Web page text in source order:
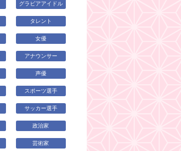
グラビアアイドル
タレント
女優
アナウンサー
声優
スポーツ選手
サッカー選手
政治家
芸術家